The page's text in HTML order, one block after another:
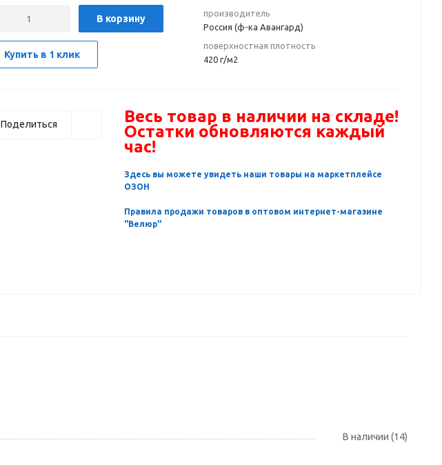
В корзину
Купить в 1 клик
производитель
Россия (ф-ка Авангард)
поверхностная плотность
420 г/м2
Поделиться
Весь товар в наличии на складе!
Остатки обновляются каждый
час!
Здесь вы можете увидеть наши товары на маркетплейсе
ОЗОН
Правила продажи товаров в оптовом интернет-магазине
"Велюр"
В наличии (14)